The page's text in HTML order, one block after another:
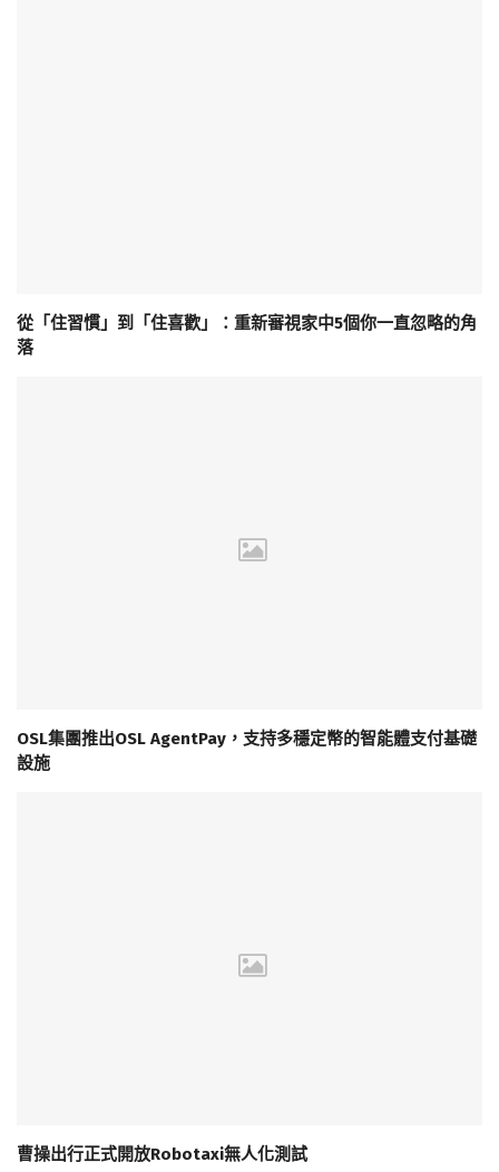
從「住習慣」到「住喜歡」：重新審視家中5個你一直忽略的角
落
OSL集團推出OSL AgentPay，支持多穩定幣的智能體支付基礎
設施
曹操出行正式開放Robotaxi無人化測試